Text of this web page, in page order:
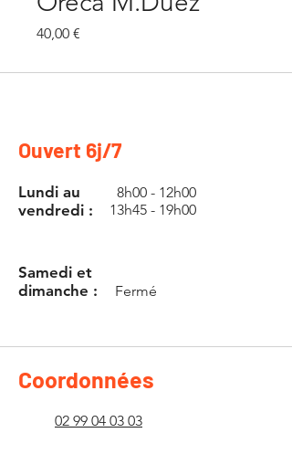
40,00 €
Ouvert 6j/7
Lundi au
vendredi :
8h00 - 12h00
13h45 - 19h00
Samedi et
dimanche :
Fermé
Coordonnées
02 99 04 03 03